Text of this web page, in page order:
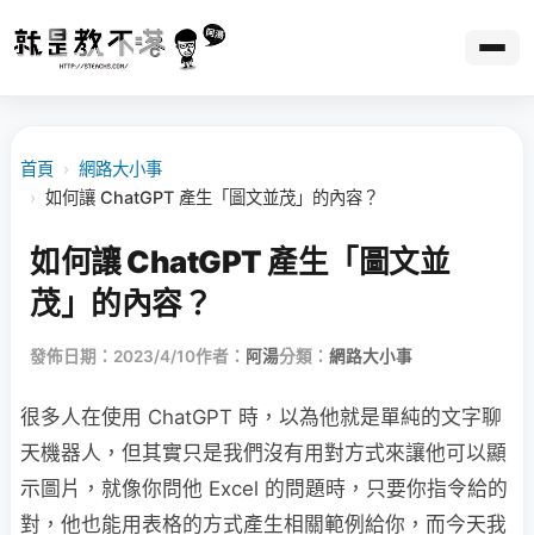
首頁 › 網路大小事
› 如何讓 ChatGPT 產生「圖文並茂」的內容？
如何讓 ChatGPT 產生「圖文並
茂」的內容？
發佈日期：2023/4/10作者： 阿湯分類： 網路大小事
很多人在使用 ChatGPT 時，以為他就是單純的文字聊
天機器人，但其實只是我們沒有用對方式來讓他可以顯
示圖片，就像你問他 Excel 的問題時，只要你指令給的
對，他也能用表格的方式產生相關範例給你，而今天我